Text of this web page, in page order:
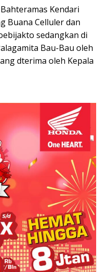
Kendari
Buana Celluler dan
sedangkan di
Bau-Bau oleh
dterima oleh Kepala